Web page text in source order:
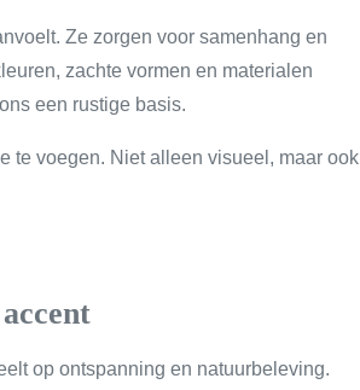
Ze zorgen voor samenhang en
zachte vormen en materialen
een rustige basis.
te voegen. Niet alleen visueel, maar ook
op ontspanning en natuurbeleving.